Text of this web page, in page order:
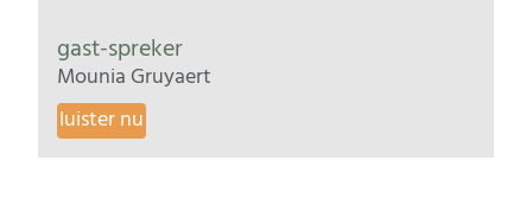
gast-spreker
Mounia Gruyaert
luister nu